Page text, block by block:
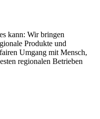
kann: Wir bringen
Produkte und
Umgang mit Mensch,
regionalen Betrieben